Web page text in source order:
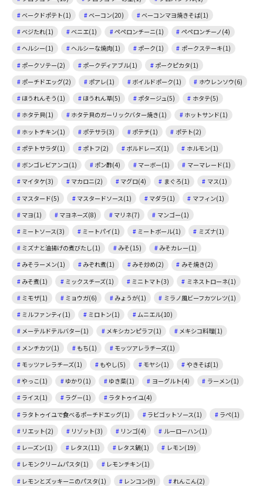
ベークドポテト(1)
ベーコン(20)
ベーコンマヨ焼きそば(1)
ベジたれ(1)
ベニエ(1) ペペロンチーニ(1)
ペペロンチーノ(4)
ヘルシー(1)
ヘルシーな焼肉(1) ポーク(1)
ポークステーキ(1)
ポークソテー(2)
ポークディアブル(1)
ポークピカタ(1)
ポーチドエッグ(2)
ポアレ(1) ボイルドポーク(1)
ホウレンソウ(6)
ほうれんそう(1)
ほうれん草(5) ポタージュ(5)
ホタテ(5)
ホタテ貝(1)
ホタテ貝のガーリックバター焼き(1)
ホットサンド(1)
ホットチキン(1)
ポテサラ(3) ポテチ(1)
ポテト(2)
ポテトサラダ(1)
ポトフ(2) ボルドレーズ(1)
ホルモン(1)
ボンゴレビアンコ(1)
ポン酢(4) マーボー(1)
マーマレード(1)
マイタケ(3)
マカロニ(2) マグロ(4) まぐろ(1)
マス(1)
マスタード(5)
マスタードソース(1) マダラ(1)
マフィン(1)
マヨ(1)
マヨネーズ(8) マリネ(7)
マンゴー(1)
ミートソース(3)
ミートパイ(1) ミートボール(1)
ミズナ(1)
ミズナと油揚げの煮びたし(1)
みそ(15)
みそカレー(1)
みそラーメン(1)
みぞれ煮(1) みそ炒め(2)
みそ焼き(2)
みそ煮(1)
ミックスチーズ(1) ミニトマト(3)
ミネストローネ(1)
ミモザ(1)
ミョウガ(6) みょうが(1)
ミラノ風ビーフカツレツ(1)
ミルファンティ(1)
ミロトン(1)
ムニエル(10)
メーテルドテルバター(1)
メキシカンピラフ(1)
メキシコ料理(1)
メンチカツ(1)
もち(1)
モッツアレラチーズ(1)
モッツァレラチーズ(1)
もやし(5) モヤシ(1)
やきそば(1)
やっこ(1)
ゆかり(1) ゆき菜(1) ヨーグルト(4)
ラーメン(1)
ライス(1)
ラグー(1)
ラタトゥイユ(4)
ラタトゥイユで食べるポーチドエッグ(1)
ラビゴットソース(1)
ラペ(1)
リエット(2)
リゾット(3) リンゴ(4)
ルーローハン(1)
レーズン(1)
レタス(11) レタス鍋(1)
レモン(19)
レモンクリームパスタ(1)
レモンチキン(1)
レモンとズッキーニのパスタ(1)
レンコン(9)
れんこん(2)